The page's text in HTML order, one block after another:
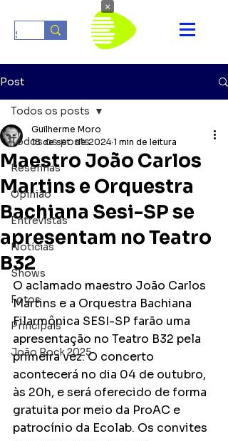
Post
Todos os posts
Resenhas
Opinião
Entrevistas
Notícias
Shows
Fotos
Principais
João Rock 2025
Todos os posts
Maestro João Carlos
Martins e Orquestra
Bachiana Sesi-SP se
apresentam no Teatro
B32
Guilherme Moro
18 de set. de 2024 1 min de leitura
O aclamado maestro João Carlos
Martins e a Orquestra Bachiana
Filarmônica SESI-SP farão uma
apresentação no Teatro B32 pela
primeira vez. O concerto
acontecerá no dia 04 de outubro,
às 20h, e será oferecido de forma
gratuita por meio da ProAC e
patrocínio da Ecolab. Os convites
×